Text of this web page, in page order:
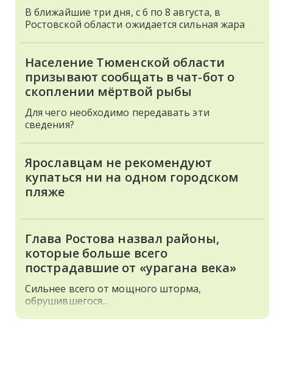
В ближайшие три дня, с 6 по 8 августа, в
Ростовской области ожидается сильная жара
Население Тюменской области
призывают сообщать в чат-бот о
скоплении мёртвой рыбы
Для чего необходимо передавать эти
сведения?
Ярославцам не рекомендуют
купаться ни на одном городском
пляже
Глава Ростова назвал районы,
которые больше всего
пострадавшие от «урагана века»
Сильнее всего от мощного шторма,
обрушившегося...